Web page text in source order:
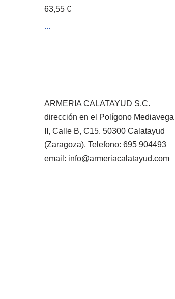
63,55 €
...
ARMERIA CALATAYUD S.C.
dirección en el Polígono Mediavega
II, Calle B, C15. 50300 Calatayud
(Zaragoza). Telefono: 695 904493
email: info@armeriacalatayud.com